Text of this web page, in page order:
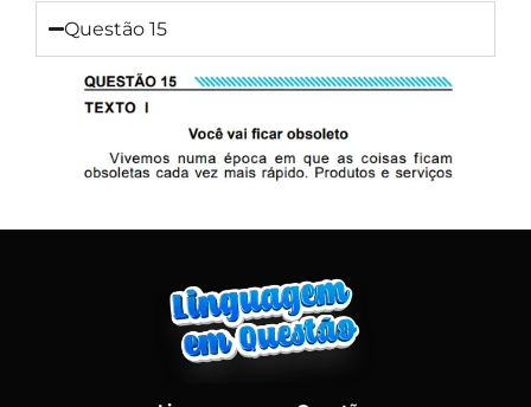
Questão 15